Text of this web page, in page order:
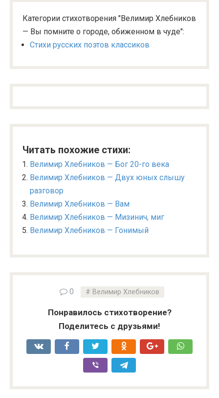
Категории стихотворения "Велимир Хлебников
— Вы помните о городе, обиженном в чуде":
Стихи русских поэтов классиков
Читать похожие стихи:
Велимир Хлебников — Бог 20-го века
Велимир Хлебников — Двух юных слышу
разговор
Велимир Хлебников — Вам
Велимир Хлебников — Мизинич, миг
Велимир Хлебников — Гонимый
0 Велимир Хлебников
Понравилось стихотворение?
Поделитесь с друзьями!